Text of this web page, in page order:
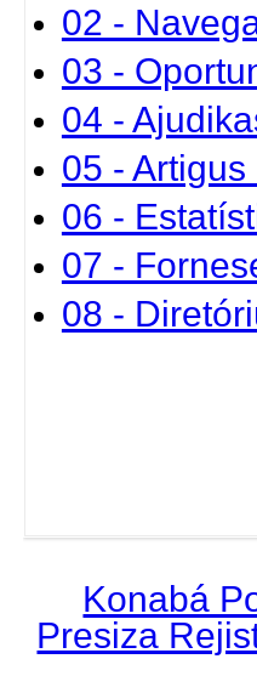
02 -
03 -
04 -
05 -
06 -
07 -
08 -
Konabá
Presiza